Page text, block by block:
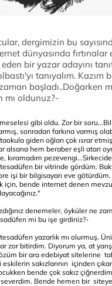
dergimizin bu
dünyasında fırtınalar
bir yazar adayını
tanıyalım. Kazım
başladı..Doğarken
mı oldunuz?-
gibi oldu. Zor bir
sonradan farkına varmış
giden oğlan çok ısrar
alsana hem beraber eşli atari
kıramadım
bir vitrinde gördüm.
işi bir bilgisayarı eve götürdüm.
için, bende internet denen
denemeler, öyküler ne
mi bu işe girdiniz?-
yazarlık mı olurmuş.
zor bitirdim. Diyorum ya, at
bir ara edebiyat sitelerine
sakızlarının içinden
bende çok sakız
Bende hemen bir